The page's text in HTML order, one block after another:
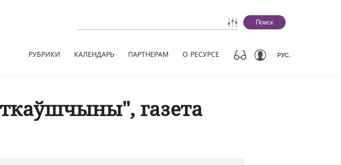
Поиск
РУБРИКИ КАЛЕНДАРЬ ПАРТНЕРАМ О РЕСУРСЕ РУС.
газета